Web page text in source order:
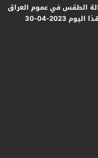
الطقس في عموم العراق
اليوم 2023-04-30